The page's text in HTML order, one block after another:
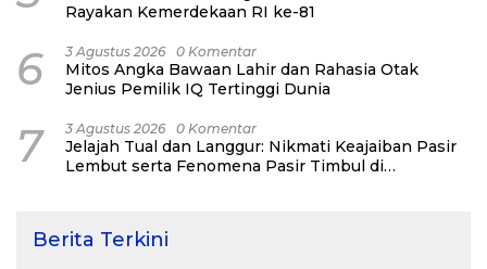
Rayakan Kemerdekaan RI ke-81
6 3 Agustus 2026 0 Komentar
Mitos Angka Bawaan Lahir dan Rahasia Otak
Jenius Pemilik IQ Tertinggi Dunia
7 3 Agustus 2026 0 Komentar
Jelajah Tual dan Langgur: Nikmati Keajaiban Pasir
Lembut serta Fenomena Pasir Timbul di
Berita Terkini